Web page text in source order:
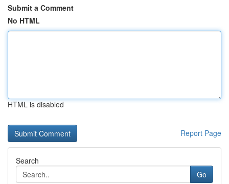
Submit a Comment
No HTML
HTML is disabled
Report Page
Search
Go